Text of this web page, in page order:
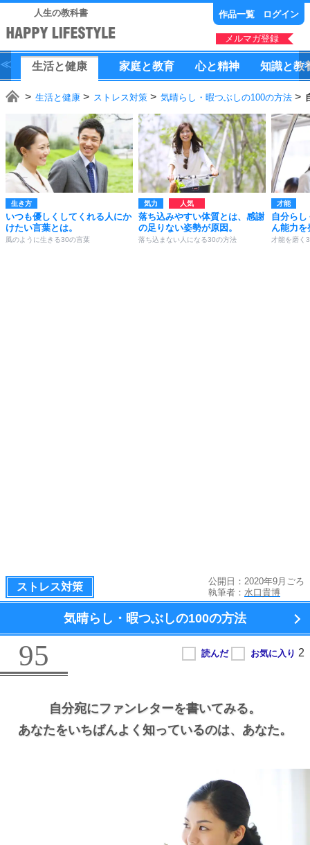
人生の教科書 作品一覧 ログイン
メルマガ登録
生活と健康 家庭と教育 心と精神 知識と教
生活と健康 ストレス対策 気晴らし・暇つぶしの100の方法
生き方
いつも優しくしてくれる人にか
けたい言葉とは。
風のように生きる30の言葉
気力
落ち込みやすい体質とは、感謝
の足りない姿勢が原因。
落ち込まない人になる30の方法
才能
自分ら
ん能力を
才能を磨く
ストレス対策
公開日：2020年9月ごろ
執筆者： 水口貴博
気晴らし・暇つぶしの100の方法
95
自分宛にファンレターを書いてみる。
あなたをいちばんよく知っているのは、 あなた。